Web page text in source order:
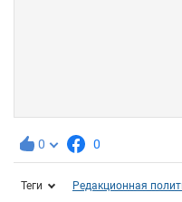
0 0
Теги Редакционная